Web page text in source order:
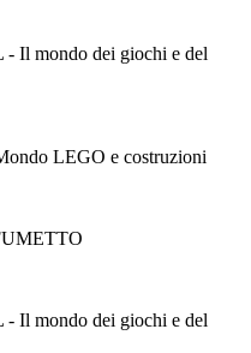
Il mondo dei giochi e del
LEGO e costruzioni
Il mondo dei giochi e del